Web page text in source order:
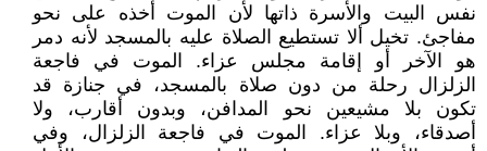
نفس البيت والأسرة ذاتها لأن الموت أخذه على نحو
مفاجئ. تخيل ألا تستطيع الصلاة عليه بالمسجد لأنه دمر
هو الآخر أو إقامة مجلس عزاء. الموت في فاجعة
الزلزال رحلة من دون صلاة بالمسجد، في جنازة قد
تكون بلا مشيعين نحو المدافن، وبدون أقارب، ولا
أصدقاء، وبلا عزاء. الموت في فاجعة الزلزال، وفي